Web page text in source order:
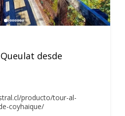
desde
producto/tour-al-
coyhaique/